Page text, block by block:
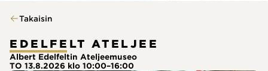
Takaisin
EDELFELT ATELJEE
Albert Edelfeltin Ateljeemuseo
TO 13.8.2026 klo 10:00–16:00